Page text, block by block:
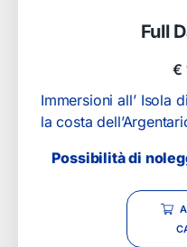
Full
€
Immersioni all’ Isola
la costa
Possibilità di